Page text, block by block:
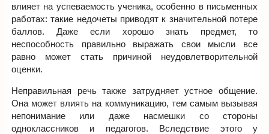
влияет на успеваемость ученика, особенно в письменных
работах: такие недочеты приводят к значительной потере
баллов. Даже если хорошо знать предмет, то
неспособность правильно выражать свои мысли все
равно может стать причиной неудовлетворительной
оценки.
Неправильная речь также затрудняет устное общение.
Она может влиять на коммуникацию, тем самым вызывая
непонимание или даже насмешки со стороны
одноклассников и педагогов. Вследствие этого у